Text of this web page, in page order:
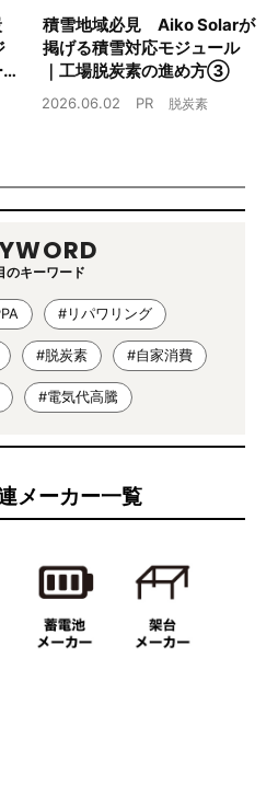
積雪地域必見 Aiko Solarが
掲げる積雪対応モジュール
｜工場脱炭素の進め方③
2026.06.02 PR 脱炭素
のキーワード
#リパワリング
#脱炭素 #自家消費
#電気代高騰
メーカー一覧